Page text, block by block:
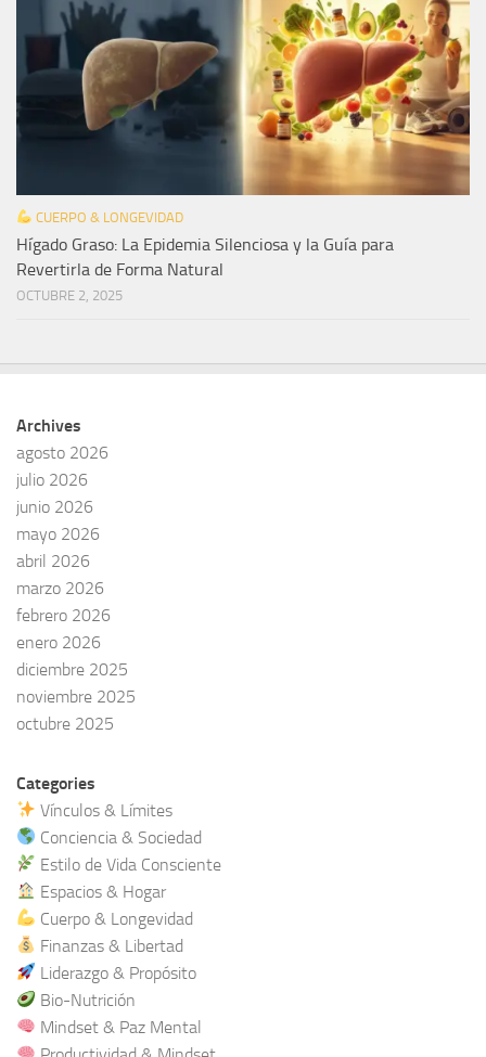
CUERPO & LONGEVIDAD
Hígado Graso: La Epidemia Silenciosa y la Guía para
Revertirla de Forma Natural
OCTUBRE 2, 2025
Archives
agosto 2026
julio 2026
junio 2026
mayo 2026
abril 2026
marzo 2026
febrero 2026
enero 2026
diciembre 2025
noviembre 2025
octubre 2025
Categories
Vínculos & Límites
Conciencia & Sociedad
Estilo de Vida Consciente
Espacios & Hogar
Cuerpo & Longevidad
Finanzas & Libertad
Liderazgo & Propósito
Bio-Nutrición
Mindset & Paz Mental